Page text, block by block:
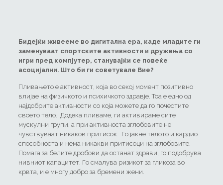
Бидејќи живееме во дигитална ера, каде младите ги
заменуваат спортските активности и дружења со
игри пред компјутер, станувајќи се повеќе
асоцијални. Што би ги советувале Вие?
Пливањето е активност, која во секој момент позитивно
влијае на физичкото и психичкото здравје. Тоа е едно од
најдобрите активности со која можете да го почестите
своето тело. Додека пливаме, ги активирамe сите
мускулни групи, а при активноста зглобовите не
чувствуваат никаков притисок. Го јакне телото и кардио
способноста и нема никакви притисоци на зглобовите.
Помага за белите дробови да останат здрави, го подобрува
нивниот капацитет. Го смалува ризикот за гликоза во
крвта, и е многу добро за бремени жени.